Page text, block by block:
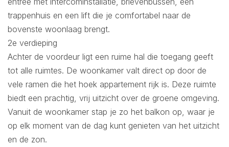
trappenhuis en een lift die je comfortabel naar de
bovenste woonlaag brengt.
2e verdieping
Achter de voordeur ligt een ruime hal die toegang geeft
tot alle ruimtes. De woonkamer valt direct op door de
vele ramen die het hoek appartement rijk is. Deze ruimte
biedt een prachtig, vrij uitzicht over de groene omgeving.
Vanuit de woonkamer stap je zo het balkon op, waar je
op elk moment van de dag kunt genieten van het uitzicht
en de zon.